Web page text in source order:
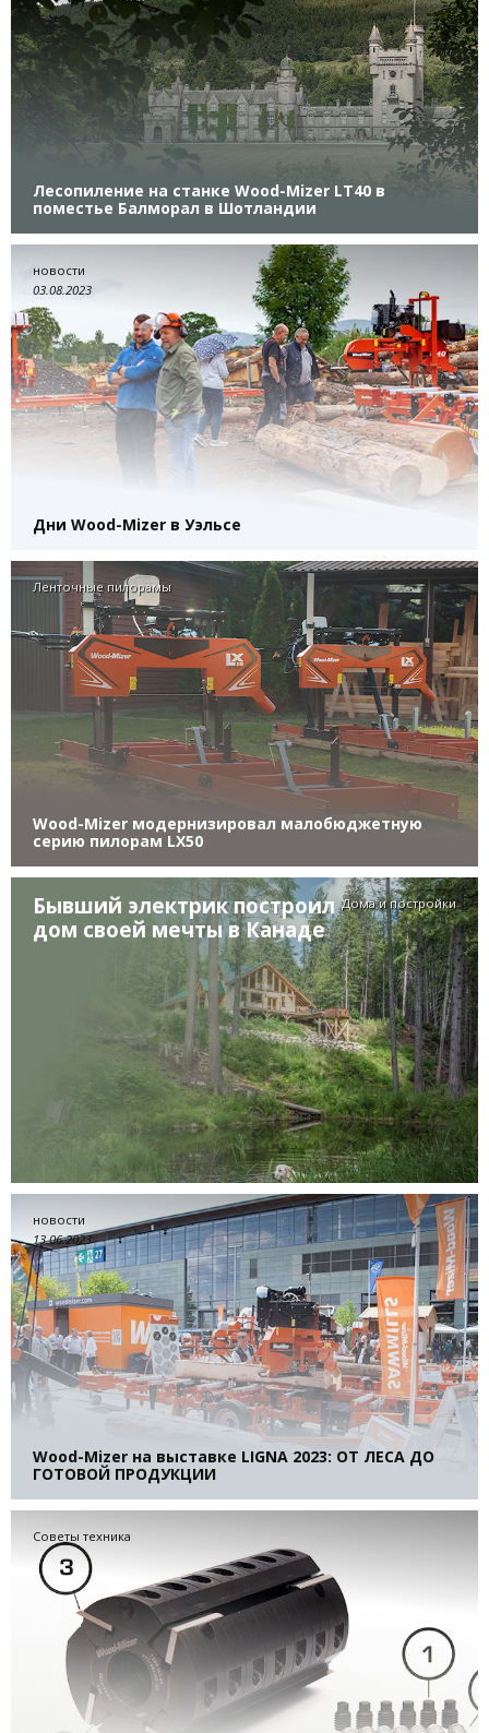
Лесопиление на станке Wood-Mizer LT40 в
поместье Балморал в Шотландии
новости
03.08.2023
Дни Wood-Mizer в Уэльсе
Ленточные пилорамы
Wood-Mizer модернизировал малобюджетную
серию пилорам LX50
Дома и постройки
Бывший электрик построил
дом своей мечты в Канаде
новости
13.06.2023
Wood-Mizer на выставке LIGNA 2023: ОТ ЛЕСА ДО
ГОТОВОЙ ПРОДУКЦИИ
Советы техника